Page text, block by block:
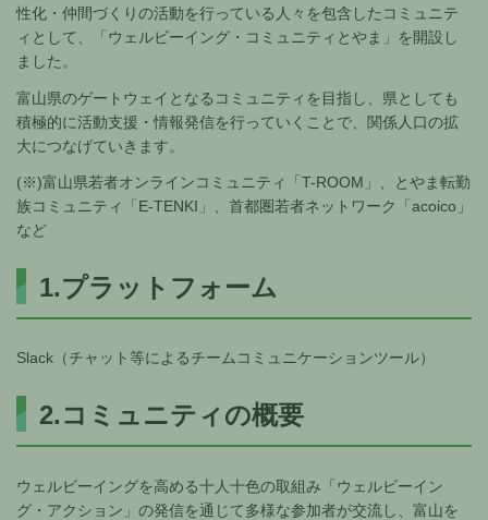
性化・仲間づくりの活動を行っている人々を包含したコミュニテ
ィとして、「ウェルビーイング・コミュニティとやま」を開設し
ました。
富山県のゲートウェイとなるコミュニティを目指し、県としても
積極的に活動支援・情報発信を行っていくことで、関係人口の拡
大につなげていきます。
(※)富山県若者オンラインコミュニティ「T-ROOM」、とやま転勤
族コミュニティ「E-TENKI」、首都圏若者ネットワーク「acoico」
など
1.プラットフォーム
Slack（チャット等によるチームコミュニケーションツール）
2.コミュニティの概要
ウェルビーイングを高める十人十色の取組み「ウェルビーイン
グ・アクション」の発信を通じて多様な参加者が交流し、富山を